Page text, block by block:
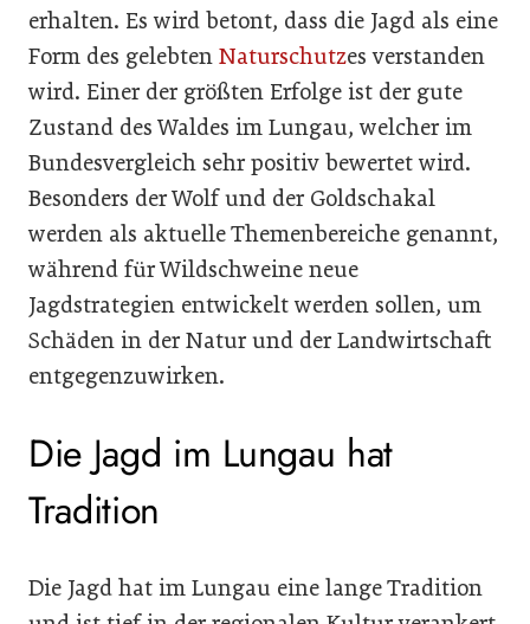
erhalten. Es wird betont, dass die Jagd als eine
Form des gelebten Naturschutzes verstanden
wird. Einer der größten Erfolge ist der gute
Zustand des Waldes im Lungau, welcher im
Bundesvergleich sehr positiv bewertet wird.
Besonders der Wolf und der Goldschakal
werden als aktuelle Themenbereiche genannt,
während für Wildschweine neue
Jagdstrategien entwickelt werden sollen, um
Schäden in der Natur und der Landwirtschaft
entgegenzuwirken.
Die Jagd im Lungau hat
Tradition
Die Jagd hat im Lungau eine lange Tradition